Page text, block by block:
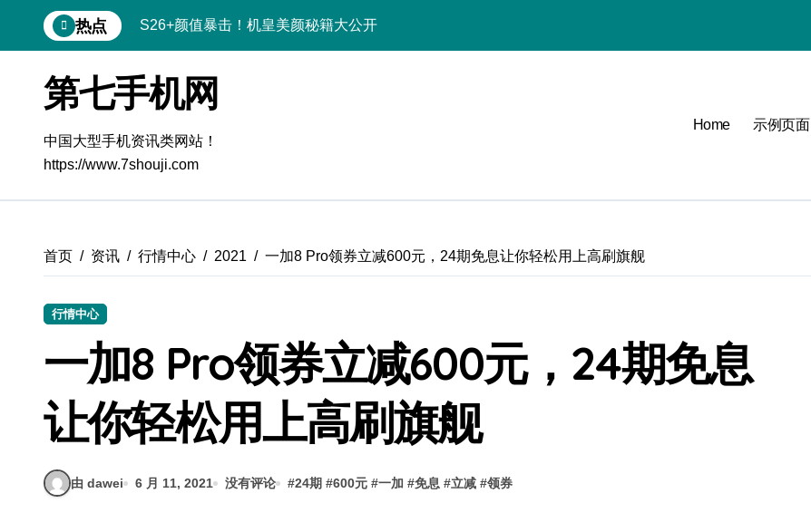
到
热点 S26+颜值暴击！机皇美颜秘籍大公开
三星S26上手玩转个性美化｜手机体验官必看
S25美化秘籍：个性定制，炫酷随行
Galaxy C55 5G潮玩定制，焕新体验无限可能
Galaxy C55 5G登场，美学新标杆！
Galaxy S25+闪亮登场，这样美炸全场！
第七手机网
中国大型手机资讯类网站！
https://www.7shouji.com
Home 示例页面
首页 资讯 行情中心 2021 一加8 Pro领券立减600元，24期免息让你轻松用上高刷旗舰
行情中心
一加8 Pro领券立减600元，24期免息
让你轻松用上高刷旗舰
由 dawei 6 月 11, 2021 没有评论 #24期 #600元 #一加 #免息 #立减 #领券